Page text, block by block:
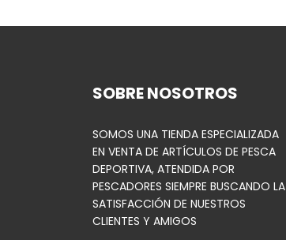
SOBRE NOSOTROS
SOMOS UNA TIENDA ESPECIALIZADA
EN VENTA DE ARTÍCULOS DE PESCA
DEPORTIVA, ATENDIDA POR
PESCADORES SIEMPRE BUSCANDO LA
SATISFACCIÓN DE NUESTROS
CLIENTES Y AMIGOS